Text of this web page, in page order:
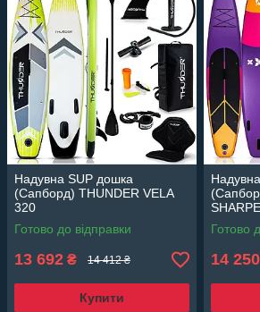
Надувна SUP дошка
(Сапборд) THUNDER VELA
320
Готово до відправки
13 692 ₴ 14 412 ₴
Купити
Готово
14 250